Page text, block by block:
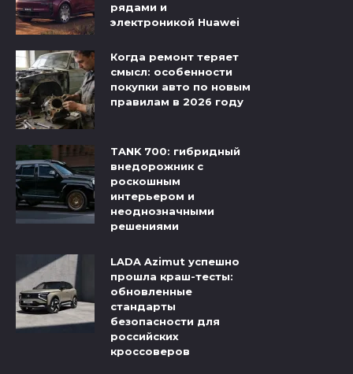
рядами и
электроникой Huawei
Когда ремонт теряет
смысл: особенности
покупки авто по новым
правилам в 2026 году
TANK 700: гибридный
внедорожник с
роскошным
интерьером и
неоднозначными
решениями
LADA Azimut успешно
прошла краш-тесты:
обновленные
стандарты
безопасности для
российских
кроссоверов